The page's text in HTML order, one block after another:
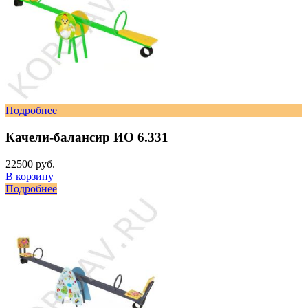
Подробнее
Качели-балансир ИО 6.331
22500 руб.
В корзину
Подробнее